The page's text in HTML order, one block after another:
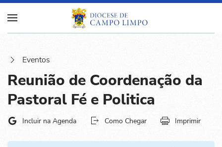
Eventos
Reunião de Coordenação da
Pastoral Fé e Politica
Incluir na Agenda Como Chegar Imprimir